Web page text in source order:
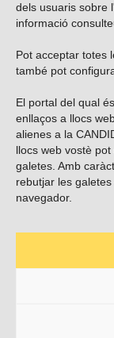
dels usuaris sobre
informació
Pot acceptar totes
també pot
El portal del qual
enllaços a llocs
alienes a la
llocs web vostè
galetes. Amb
rebutjar les
navegador.